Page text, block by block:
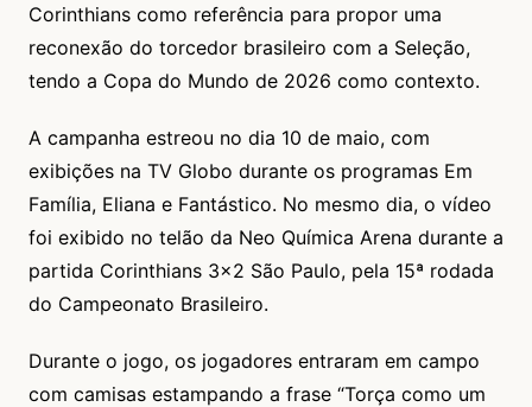
Corinthians como referência para propor uma
reconexão do torcedor brasileiro com a Seleção,
tendo a Copa do Mundo de 2026 como contexto.
A campanha estreou no dia 10 de maio, com
exibições na TV Globo durante os programas Em
Família, Eliana e Fantástico. No mesmo dia, o vídeo
foi exibido no telão da Neo Química Arena durante a
partida Corinthians 3×2 São Paulo, pela 15ª rodada
do Campeonato Brasileiro.
Durante o jogo, os jogadores entraram em campo
com camisas estampando a frase “Torça como um